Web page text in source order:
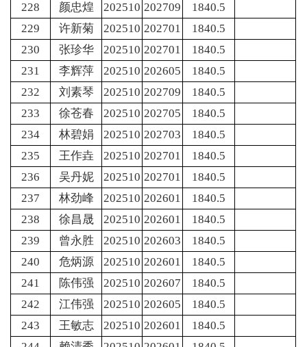
228
颜忠煌 202510 202709
1840.5
229
许新菊 202510 202701
1840.5
230
张珍华 202510 202701
1840.5
231
李辉萍 202510 202605
1840.5
232
刘素琴 202510 202709
1840.5
233
徐苍春 202510 202705
1840.5
234
林碧娟 202510 202703
1840.5
235
王作垚 202510 202701
1840.5
236
吴丹妮 202510 202701
1840.5
237
林劲峰 202510 202601
1840.5
238
徐昌晟 202510 202601
1840.5
239
曾永胜 202510 202603
1840.5
240
危炳源 202510 202601
1840.5
241
陈伟强 202510 202607
1840.5
242
江伟强 202510 202605
1840.5
243
王敏志 202510 202601
1840.5